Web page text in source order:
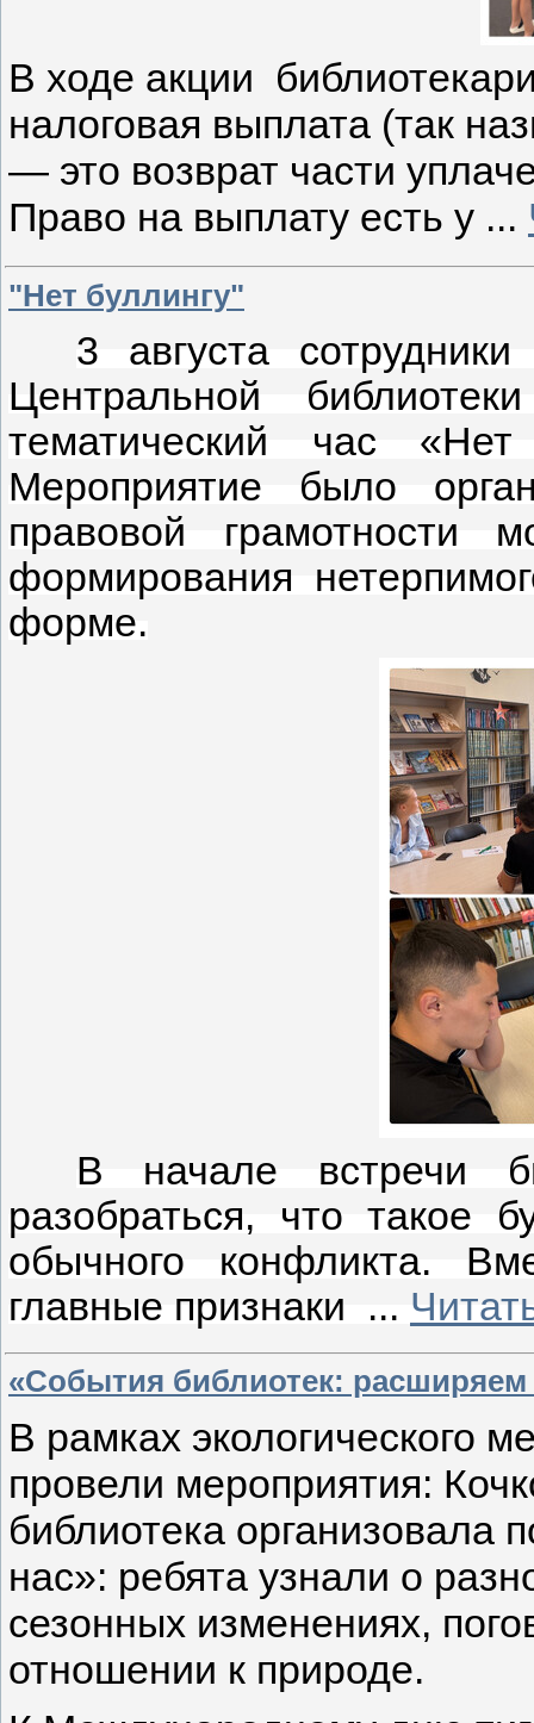
В ходе акции
налоговая выплата (так
— это возврат части
Право на выплату есть у ...
"Нет буллингу"
3 августа
Центральной
тематический час
Мероприятие было
правовой грамотности
формирования
форме.
В начале встречи
разобраться, что такое
обычного конфликта.
главные признаки ...
«События библиотек: расширяем
В рамках экологического
провели мероприятия:
библиотека организовала
нас»: ребята узнали о
сезонных изменениях,
отношении к природе.